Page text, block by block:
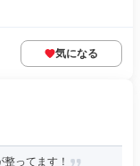
気になる
ってます！